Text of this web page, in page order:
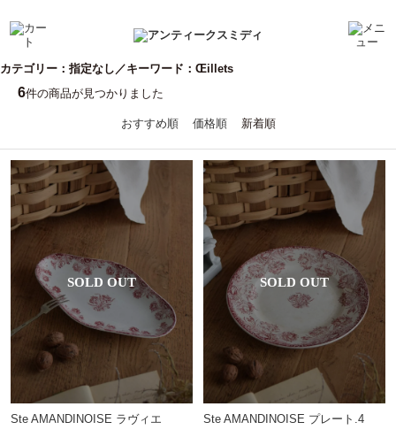
カテゴリー：指定なし／キーワード：Œillets
6件の商品が見つかりました
おすすめ順 価格順 新着順
Ste AMANDINOISE ラヴィエ Ste AMANDINOISE プレート.4